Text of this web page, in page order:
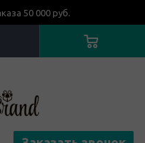
50 000 руб.